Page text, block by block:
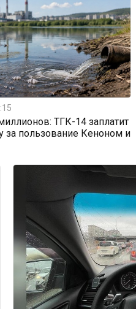
ТГК-14 заплатит
за пользование Кеноном и